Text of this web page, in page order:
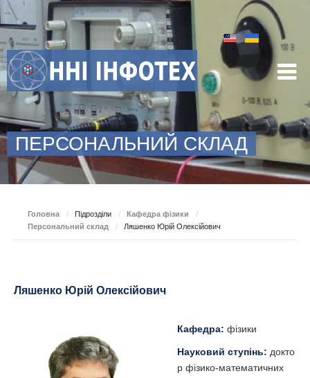
ПЕРСОНАЛЬНИЙ СКЛАД
Головна / Підрозділи / Кафедра фізики
/
Персональний склад
/ Ляшенко Юрій Олексійович
Ляшенко Юрій Олексійович
Кафедра: фізики
Науковий ступінь: докто
р фізико-математичних